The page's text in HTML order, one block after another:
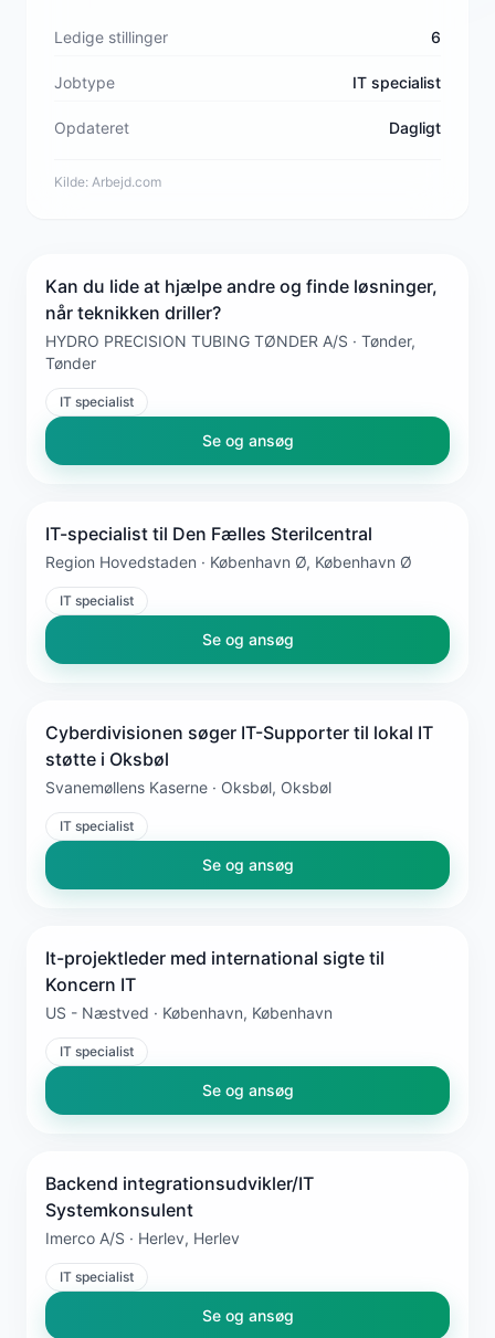
Ledige stillinger 6
Jobtype IT specialist
Opdateret Dagligt
Kilde: Arbejd.com
Kan du lide at hjælpe andre og finde løsninger,
når teknikken driller?
HYDRO PRECISION TUBING TØNDER A/S · Tønder,
Tønder
IT specialist
Se og ansøg
IT-specialist til Den Fælles Sterilcentral
Region Hovedstaden · København Ø, København Ø
IT specialist
Se og ansøg
Cyberdivisionen søger IT-Supporter til lokal IT
støtte i Oksbøl
Svanemøllens Kaserne · Oksbøl, Oksbøl
IT specialist
Se og ansøg
It-projektleder med international sigte til
Koncern IT
US - Næstved · København, København
IT specialist
Se og ansøg
Backend integrationsudvikler/IT
Systemkonsulent
Imerco A/S · Herlev, Herlev
IT specialist
Se og ansøg